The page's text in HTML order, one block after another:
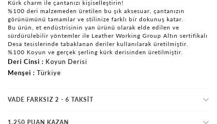
Kürk charm ile çantanızı kişiselleştirin!
%100 deri malzemeden üretilen bu şık aksesuar, çantanızın
görünümünü tamamlar ve stilinize farklı bir dokunuş katar.
Bu ürün, et endüstrisinin yan ürünü olarak elde edilen ve
sürdürülebilir yöntemler ile Leather Working Group Altın sertifikalı
Desa tesislerinde tabaklanan deriler kullanılarak üretilmiştir.
%100 Koyun ve gerçek şerling kürk derisinden üretilmiştir.
Deri Cinsi
Koyun Derisi
Menşei
Türkiye
VADE FARKSIZ 2 - 6 TAKSIT
1.250 PUAN KAZAN